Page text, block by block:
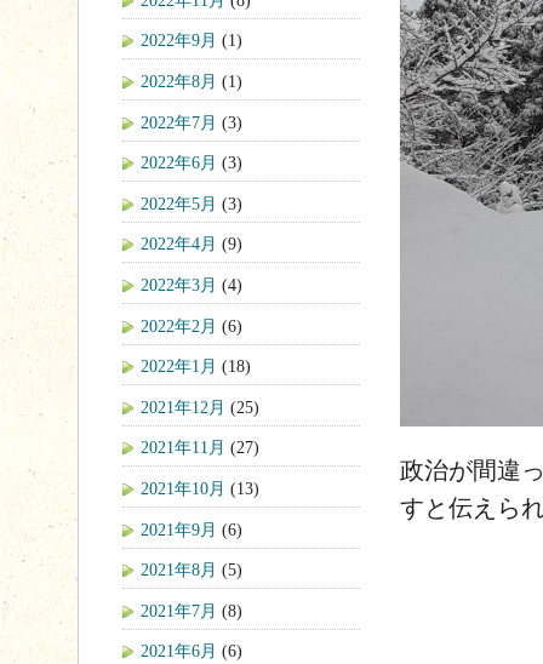
政治が間違
すと伝えら
2022年9月 (1)
2022年8月 (1)
2022年7月 (3)
2022年6月 (3)
2022年5月 (3)
2022年4月 (9)
2022年3月 (4)
2022年2月 (6)
2022年1月 (18)
2021年12月 (25)
2021年11月 (27)
2021年10月 (13)
2021年9月 (6)
2021年8月 (5)
2021年7月 (8)
2021年6月 (6)